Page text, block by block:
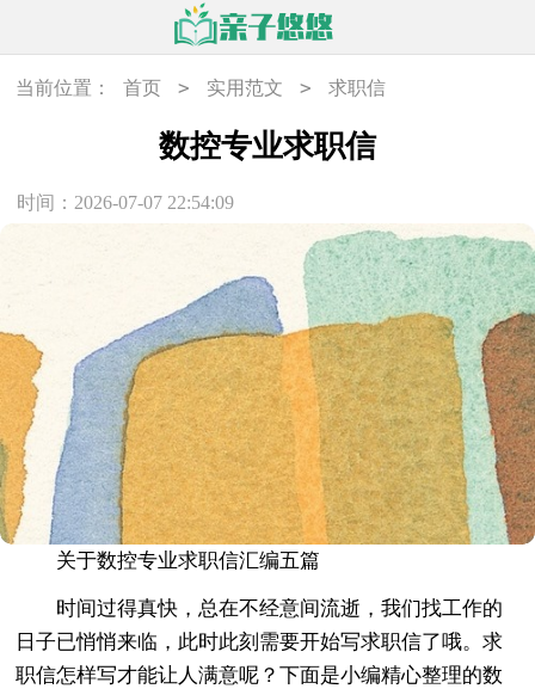
当前位置： 首页 > 实用范文 > 求职信
数控专业求职信
时间：2026-07-07 22:54:09
关于数控专业求职信汇编五篇
时间过得真快，总在不经意间流逝，我们找工作的
日子已悄悄来临，此时此刻需要开始写求职信了哦。求
职信怎样写才能让人满意呢？下面是小编精心整理的数